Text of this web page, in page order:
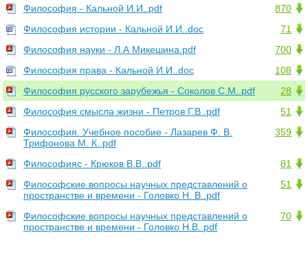
870
Философия - Кальной И.И..pdf
71
Философия истории - Кальной И.И..doc
700
Философия науки - Л.А Микешина.pdf
108
Философия права - Кальной И.И..doc
28
Философия русского зарубежья - Соколов С.М..pdf
51
Философия смысла жизни - Петров Г.В..pdf
359
Философия. Учебное пособие - Лазарев Ф. В.
Трифонова М. К..pdf
81
Философияс - Крюков В.В..pdf
51
Философские вопросы научных представлений о
пространстве и времени - Головко Н. В..pdf
70
Философские вопросы научных представлений о
пространстве и времени - Головко Н.В..pdf